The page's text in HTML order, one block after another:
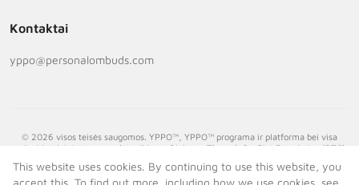
This website uses cookies. By continuing to use this website, you
accept this. To find out more, including how we use cookies, see
Kontaktai
yppo@personalombuds.com
© 2026 visos teisės saugomos. YPPO™, YPPO™ programa ir platforma bei visa
susijusi intelektinė nuosavybė priklauso Dialogue Through Conflict Foundation (DTC),
arba bet kurią YPPO™ programėlę ar platformą (arba susijusią intelektinę nuosavybę)
bet kuriai trečiajai šaliai, visi honorarai arba pajamos, gautos iš tokios veiklos, bus